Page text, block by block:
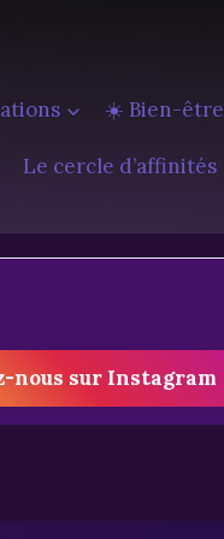
☀️ Bien-être
Le cercle d’affinités
nous sur Instagram